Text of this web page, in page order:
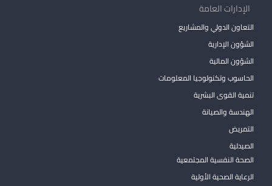
الإدارات العامة
التعاون الدولي والمشاريع
الشؤون الإدارية
الشؤون المالية
الحاسوب وتكنولوجيا المعلومات
تنمية القوى البشرية
الهندسة والصيانة
التمريض
الصيدلية
الصحة النفسية المجتمعية
الرعاية الصحية الأولية